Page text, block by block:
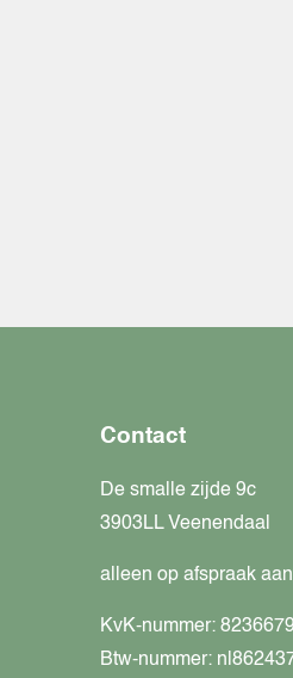
Contact
De smalle zijde 9c
3903LL Veenendaal
alleen op afspraak
KvK-nummer:
Btw-nummer: